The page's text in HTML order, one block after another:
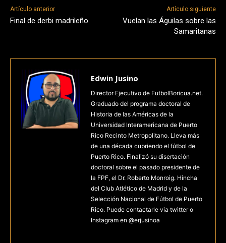
Artículo anterior
Final de derbi madrileño.
Artículo siguiente
Vuelan las Águilas sobre las
Samaritanas
Edwin Jusino
Director Ejecutivo de FutbolBoricua.net.
Graduado del programa doctoral de
Historia de las Américas de la
Universidad Interamericana de Puerto
Rico Recinto Metropolitano. Lleva más
de una década cubriendo el fútbol de
Puerto Rico. Finalizó su disertación
doctoral sobre el pasado presidente de
la FPF, el Dr. Roberto Monroig. Hincha
del Club Atlético de Madrid y de la
Selección Nacional de Fútbol de Puerto
Rico. Puede contactarle via twitter o
Instagram en @erjusinoa